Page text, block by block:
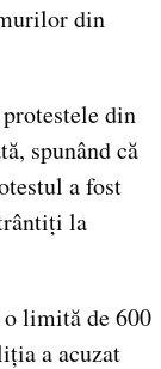
din
din
spunând că
a fost
la
limită de 600
a acuzat